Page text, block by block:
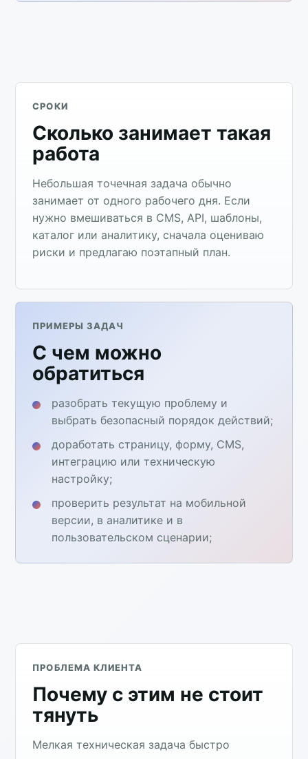
СРОКИ
Сколько занимает такая
работа
Небольшая точечная задача обычно
занимает от одного рабочего дня. Если
нужно вмешиваться в CMS, API, шаблоны,
каталог или аналитику, сначала оцениваю
риски и предлагаю поэтапный план.
ПРИМЕРЫ ЗАДАЧ
С чем можно
обратиться
разобрать текущую проблему и
выбрать безопасный порядок действий;
доработать страницу, форму, CMS,
интеграцию или техническую
настройку;
проверить результат на мобильной
версии, в аналитике и в
пользовательском сценарии;
ПРОБЛЕМА КЛИЕНТА
Почему с этим не стоит
тянуть
Мелкая техническая задача быстро